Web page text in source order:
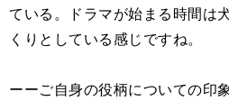
ている。ドラマが始まる時間は
くりとしている感じですね。
ーーご自身の役柄についての印